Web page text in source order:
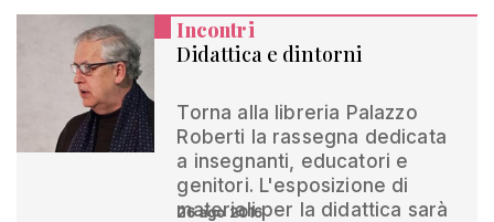
Incontri
Didattica e dintorni
Torna alla libreria Palazzo
Roberti la rassegna dedicata
a insegnanti, educatori e
genitori. L'esposizione di
materiali per la didattica sarà
26 ago 2016